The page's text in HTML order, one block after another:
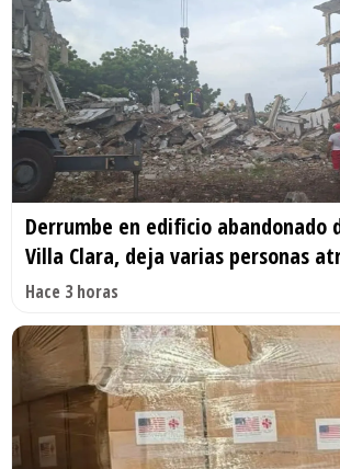
Derrumbe en edificio abandonado
Villa Clara, deja varias personas
Hace 3 horas